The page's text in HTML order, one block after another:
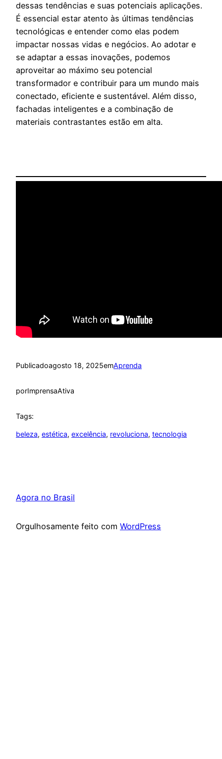
dessas tendências e suas potenciais aplicações.
É essencial estar atento às últimas tendências
tecnológicas e entender como elas podem
impactar nossas vidas e negócios. Ao adotar e
se adaptar a essas inovações, podemos
aproveitar ao máximo seu potencial
transformador e contribuir para um mundo mais
conectado, eficiente e sustentável. Além disso,
fachadas inteligentes e a combinação de
materiais contrastantes estão em alta.
Publicadoagosto 18, 2025emAprenda
porImprensaAtiva
Tags:
beleza, estética, excelência, revoluciona, tecnologia
Agora no Brasil
Orgulhosamente feito com WordPress